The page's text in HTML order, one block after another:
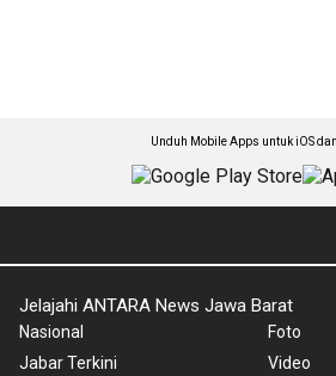
Unduh Mobile Apps untuk iOS
Jelajahi ANTARA News Jawa Barat
Nasional
Jabar Terkini
Foto
Video